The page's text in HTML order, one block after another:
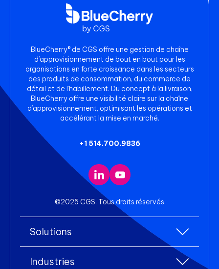
BlueCherry® de CGS offre une gestion de chaîne
d’approvisionnement de bout en bout pour les
organisations en forte croissance dans les secteurs
des produits de consommation, du commerce de
détail et de l’habillement. Du concept à la livraison,
BlueCherry offre une visibilité claire sur la chaîne
d’approvisionnement, optimisant les opérations et
accélérant la mise en marché.
+1 514.700.9836
©2025 CGS. Tous droits réservés
Solutions
Industries